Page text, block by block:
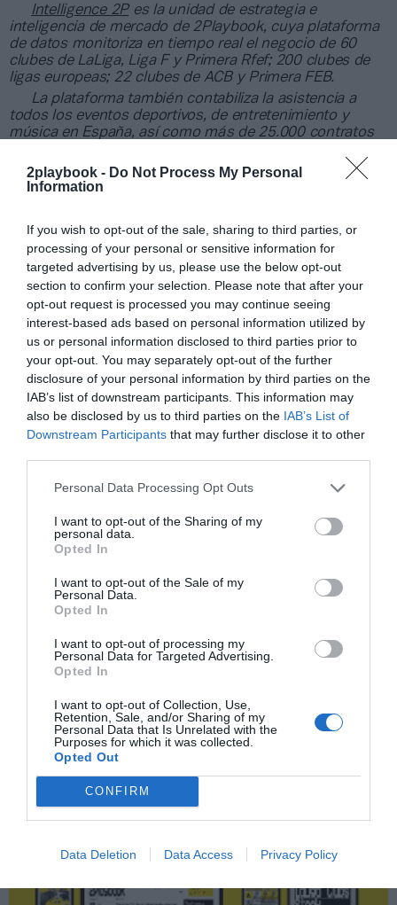
2playbook - Do Not Process My Personal
Information
If you wish to opt-out of the sale, sharing to third parties, or
processing of your personal or sensitive information for
targeted advertising by us, please use the below opt-out
section to confirm your selection. Please note that after your
opt-out request is processed you may continue seeing
interest-based ads based on personal information utilized by
us or personal information disclosed to third parties prior to
your opt-out. You may separately opt-out of the further
disclosure of your personal information by third parties on the
IAB’s list of downstream participants. This information may
also be disclosed by us to third parties on the IAB’s List of
Downstream Participants that may further disclose it to other
Personal Data Processing Opt Outs
I want to opt-out of the Sharing of my
personal data.
Opted In
I want to opt-out of the Sale of my
Personal Data.
Opted In
I want to opt-out of processing my
Personal Data for Targeted Advertising.
Opted In
I want to opt-out of Collection, Use,
Retention, Sale, and/or Sharing of my
Personal Data that Is Unrelated with the
Purposes for which it was collected.
Opted Out
CONFIRM
Data Deletion Data Access Privacy Policy
Índex2P
Real Racing
LaLiga
Intelligence 2Pes la unidad de estrategia e
inteligencia de mercado de 2Playbook, cuya plataforma
de datos monitoriza en tiempo real el negocio de 60
clubes de LaLiga, Liga F y Primera Rfef; 200 clubes de
ligas europeas; 22 clubes de ACB y Primera FEB.
La plataforma también contabiliza la asistencia a
todos los eventos deportivos, de entretenimiento y
música en España, así como más de 25.000 contratos
contratos de las ligas europeas y norteamericanas de
fútbol y baloncesto, segmentados por competición,
quieres más información, contacta con nosotros a
través deintelligence@2playbook.com.
Añadir2Playbookcomo fuente preferida de Google
de forma gratuita
Mantente informado con las últimas noticias de actualidad.
ACTIVAR AHORA
Compartir
Publicidad
2Playbook Club2P